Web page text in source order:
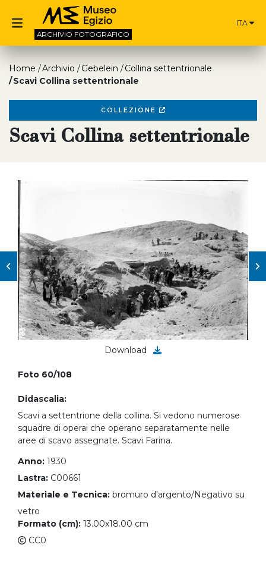
ARCHIVIO FOTOGRAFICO
ITA
Home Archivio Gebelein
Collina settentrionale
Scavi Collina settentrionale
COLLEZIONE
Scavi Collina settentrionale
Download
Foto 60/108
Didascalia:
Scavi a settentrione della collina. Si vedono numerose
squadre di operai che operano separatamente nelle
aree di scavo assegnate. Scavi Farina.
Anno: 1930
Lastra: C00661
Materiale e Tecnica: bromuro d'argento/Negativo su
vetro
Formato (cm): 13.00x18.00 cm
CC0